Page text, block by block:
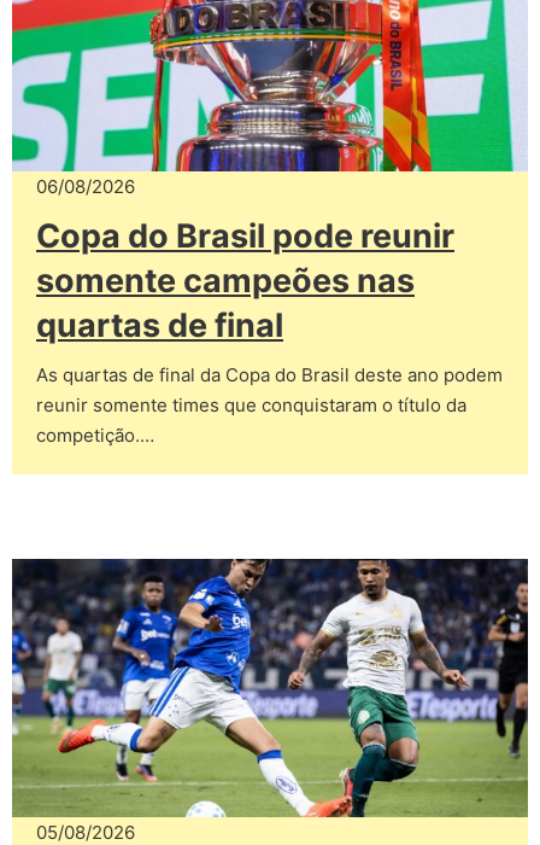
06/08/2026
Copa do Brasil pode reunir
somente campeões nas
quartas de final
As quartas de final da Copa do Brasil deste ano podem
reunir somente times que conquistaram o título da
competição.…
05/08/2026